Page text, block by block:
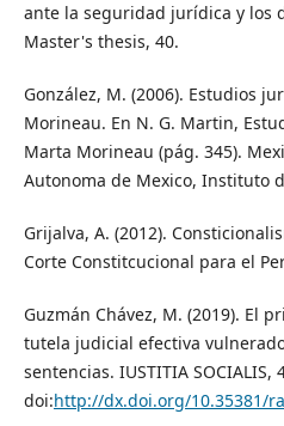
ante la seguridad jurídica y los
Master's thesis, 40.
González, M. (2006). Estudios
Morineau. En N. G. Martin,
Marta Morineau (pág. 345).
Autonoma de Mexico, Instituto
Grijalva, A. (2012).
Corte Constitcucional para el
Guzmán Chávez, M. (2019). El
tutela judicial efectiva
sentencias. IUSTITIA SOCIALIS,
doi:http://dx.doi.org/10.35381/